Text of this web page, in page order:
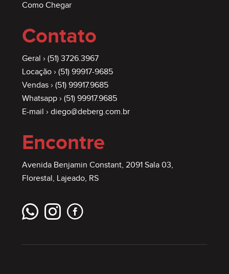
Como Chegar
Contato
Geral › (51) 3726.3967
Locação › (51) 99917-9685
Vendas › (51) 99917.9685
Whatsapp › (51) 99917.9685
E-mail › diego@deberg.com.br
Encontre
Avenida Benjamin Constant, 2091 Sala 03,
Florestal, Lajeado, RS